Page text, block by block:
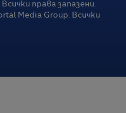
права запазени.
Media Group. Всички